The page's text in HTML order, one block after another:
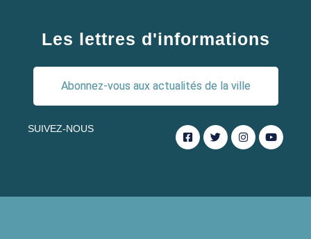
Les lettres d'informations
Abonnez-vous aux actualités de la ville
SUIVEZ-NOUS